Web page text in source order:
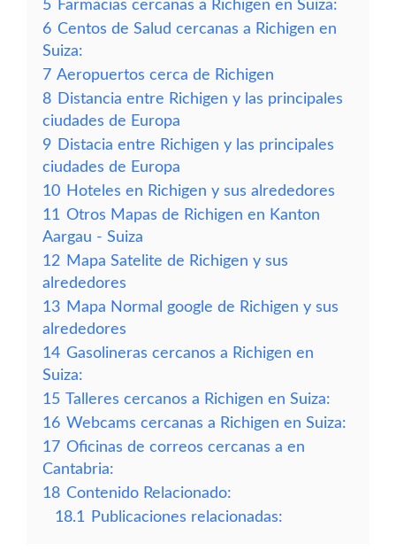
5 Farmacias cercanas a Richigen en Suiza:
6 Centos de Salud cercanas a Richigen en
Suiza:
7 Aeropuertos cerca de Richigen
8 Distancia entre Richigen y las principales
ciudades de Europa
9 Distacia entre Richigen y las principales
ciudades de Europa
10 Hoteles en Richigen y sus alrededores
11 Otros Mapas de Richigen en Kanton
Aargau - Suiza
12 Mapa Satelite de Richigen y sus
alrededores
13 Mapa Normal google de Richigen y sus
alrededores
14 Gasolineras cercanos a Richigen en
Suiza:
15 Talleres cercanos a Richigen en Suiza:
16 Webcams cercanas a Richigen en Suiza:
17 Oficinas de correos cercanas a en
Cantabria:
18 Contenido Relacionado:
18.1
Publicaciones relacionadas: